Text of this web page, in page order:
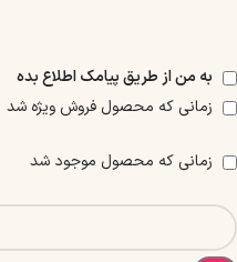
به من از طریق پیامک اطلاع بده
زمانی که محصول فروش ویژه شد
زمانی که محصول موجود شد